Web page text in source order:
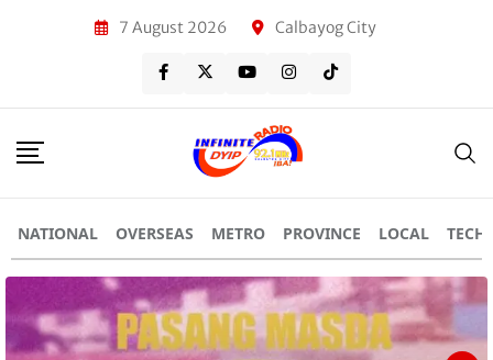
7 August 2026 Calbayog City
NATIONAL OVERSEAS METRO PROVINCE LOCAL TECH